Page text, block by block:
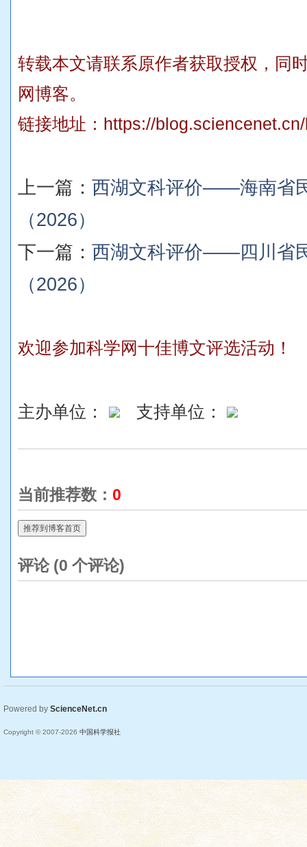
转载本文请联系原作者获取授权，同
网博客。
链接地址： https://
上一篇： 西湖文科评价——海南省
（2026）
下一篇： 西湖文科评价——四川省
（2026）
欢迎参加科学网十佳博文评选活动！
主办单位： 支持单位：
当前推荐数： 0
推荐到博客首页
评论 (0 个评论)
Powered by ScienceNet.cn
Copyright © 2007-2026 中国科学报社